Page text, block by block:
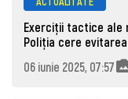
Exerciții tactice ale
Poliția cere
06 iunie 2025, 07:57